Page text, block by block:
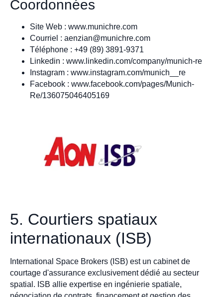
Coordonnées
Site Web : www.munichre.com
Courriel : aenzian@munichre.com
Téléphone : +49 (89) 3891-9371
Linkedin : www.linkedin.com/company/munich-re
Instagram : www.instagram.com/munich__re
Facebook : www.facebook.com/pages/Munich-
Re/136075046405169
5. Courtiers spatiaux
internationaux (ISB)
International Space Brokers (ISB) est un cabinet de
courtage d'assurance exclusivement dédié au secteur
spatial. ISB allie expertise en ingénierie spatiale,